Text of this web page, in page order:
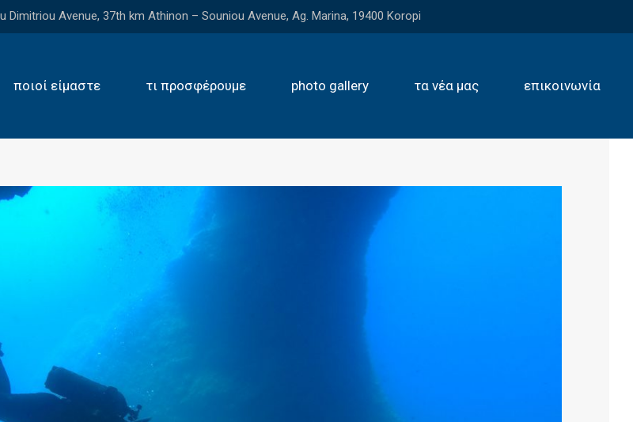
Dimitriou Avenue, 37th km Athinon – Souniou Avenue, Ag. Marina, 19400 Koropi
ποιοί είμαστε τι προσφέρουμε photo gallery τα νέα μας επικοινωνία